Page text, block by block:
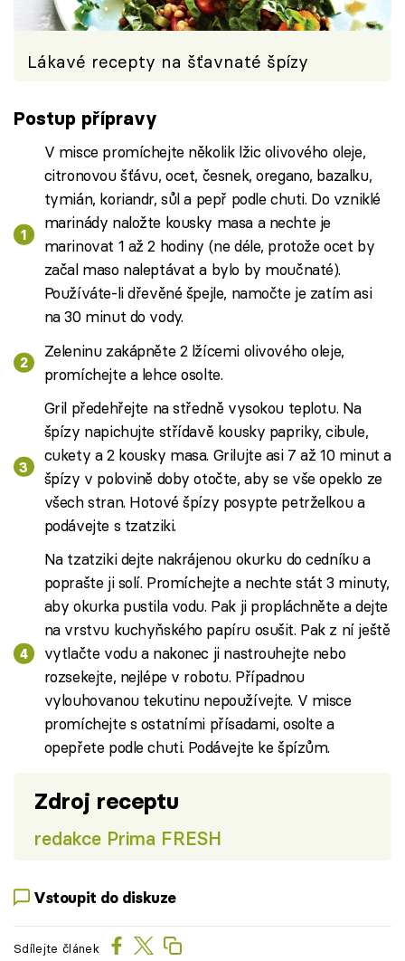
Lákavé recepty na šťavnaté špízy
Postup přípravy
V misce promíchejte několik lžic olivového oleje,
citronovou šťávu, ocet, česnek, oregano, bazalku,
tymián, koriandr, sůl a pepř podle chuti. Do vzniklé
marinády naložte kousky masa a nechte je
marinovat 1 až 2 hodiny (ne déle, protože ocet by
začal maso naleptávat a bylo by moučnaté).
Používáte-li dřevěné špejle, namočte je zatím asi
na 30 minut do vody.
Zeleninu zakápněte 2 lžícemi olivového oleje,
promíchejte a lehce osolte.
Gril předehřejte na středně vysokou teplotu. Na
špízy napichujte střídavě kousky papriky, cibule,
cukety a 2 kousky masa. Grilujte asi 7 až 10 minut a
špízy v polovině doby otočte, aby se vše opeklo ze
všech stran. Hotové špízy posypte petrželkou a
podávejte s tzatziki.
Na tzatziki dejte nakrájenou okurku do cedníku a
poprašte ji solí. Promíchejte a nechte stát 3 minuty,
aby okurka pustila vodu. Pak ji propláchněte a dejte
na vrstvu kuchyňského papíru osušit. Pak z ní ještě
vytlačte vodu a nakonec ji nastrouhejte nebo
rozsekejte, nejlépe v robotu. Případnou
vylouhovanou tekutinu nepoužívejte. V misce
promíchejte s ostatními přísadami, osolte a
opepřete podle chuti. Podávejte ke špízům.
Zdroj receptu
redakce Prima FRESH
Vstoupit do diskuze
Sdílejte článek